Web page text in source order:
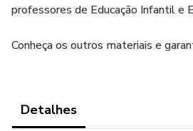
professores de Educação Infantil e
Conheça os outros materiais e
Detalhes